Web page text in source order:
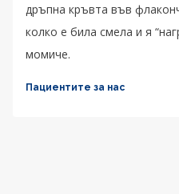
дръпна кръвта във
колко е била смела и я
момиче.
Пациентите за нас